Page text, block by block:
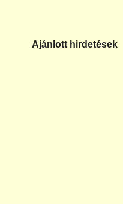
Ajánlott hirdetések